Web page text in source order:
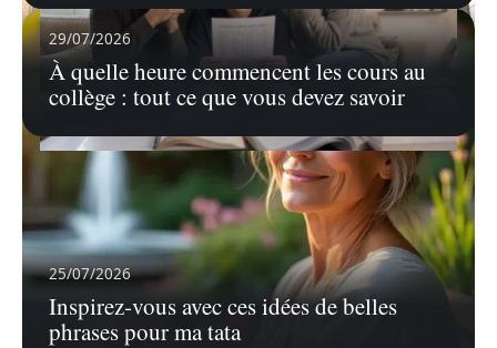
29/07/2026
À quelle heure commencent les cours au
collège : tout ce que vous devez savoir
25/07/2026
Inspirez-vous avec ces idées de belles
phrases pour ma tata
19/07/2026
Résultat du bac français : les attentes
des parents face aux performances
Le moment tant attendu des résultats du
baccalauréat est non seulement un…
En savoir plus